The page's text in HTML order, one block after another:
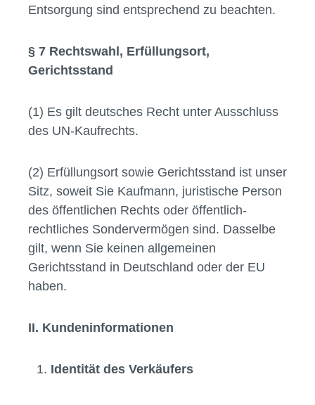
Entsorgung sind entsprechend zu beachten.
§ 7 Rechtswahl, Erfüllungsort,
Gerichtsstand
(1) Es gilt deutsches Recht unter Ausschluss
des UN-Kaufrechts.
(2) Erfüllungsort sowie Gerichtsstand ist unser
Sitz, soweit Sie Kaufmann, juristische Person
des öffentlichen Rechts oder öffentlich-
rechtliches Sondervermögen sind. Dasselbe
gilt, wenn Sie keinen allgemeinen
Gerichtsstand in Deutschland oder der EU
haben.
II. Kundeninformationen
Identität des Verkäufers